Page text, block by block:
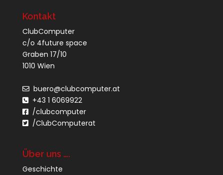
Kontakt
ClubComputer
c/o 4future space
Graben 17/10
1010 Wien
buero@clubcomputer.at
+43 1 6069922
/clubcomputer
/ClubComputerat
Über uns ….
Geschichte